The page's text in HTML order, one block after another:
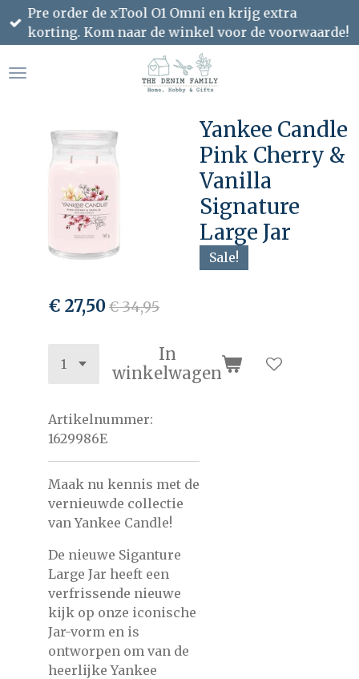
Ga
direct
de
Pre order de xTool O1 Omni en krijg extra
korting. Kom naar de winkel voor de voorwaarde!
Yankee Candle
Pink Cherry &
Vanilla
Signature
Large Jar
Sale!
€ 27,50€ 34,95
In
winkelwagen
Artikelnummer:
1629986E
Maak nu kennis met de
vernieuwde collectie
van Yankee Candle!
De nieuwe Siganture
Large Jar heeft een
verfrissende nieuwe
kijk op onze iconische
Jar-vorm en is
ontworpen om van de
heerlijke Yankee